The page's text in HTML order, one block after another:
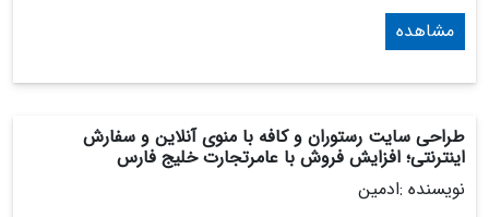
مشاهده
طراحی سایت رستوران و کافه با منوی آنلاین و سفارش
اینترنتی؛ افزایش فروش با عامرتجارت خلیج فارس
نویسنده :ادمین